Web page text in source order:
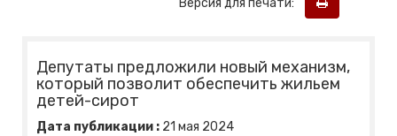
Депутаты предложили новый механизм,
который позволит обеспечить жильем
детей-сирот
Дата публикации : 21 мая 2024